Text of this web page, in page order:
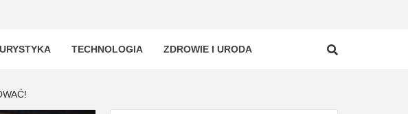
TECHNOLOGIA ZDROWIE I URODA